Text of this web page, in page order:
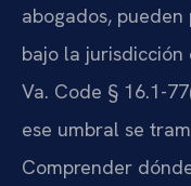
abogados,
bajo la
Va. Code § 16.1-
ese umbral se
Comprender